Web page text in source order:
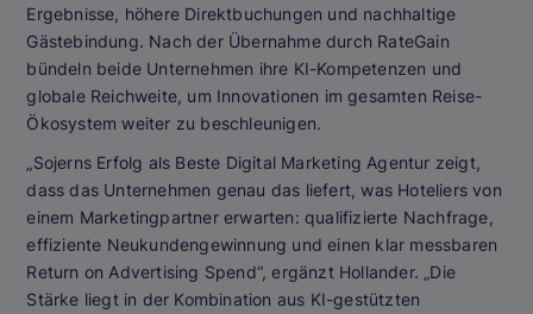
Ergebnisse, höhere Direktbuchungen und nachhaltige
Gästebindung. Nach der Übernahme durch RateGain
bündeln beide Unternehmen ihre KI-Kompetenzen und
globale Reichweite, um Innovationen im gesamten Reise-
Ökosystem weiter zu beschleunigen.
„Sojerns Erfolg als Beste Digital Marketing Agentur zeigt,
dass das Unternehmen genau das liefert, was Hoteliers von
einem Marketingpartner erwarten: qualifizierte Nachfrage,
effiziente Neukundengewinnung und einen klar messbaren
Return on Advertising Spend“, ergänzt Hollander. „Die
Stärke liegt in der Kombination aus KI-gestützten